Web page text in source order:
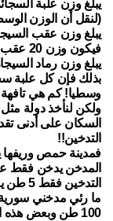
(لنقل أن الوزن الوسطي
فيكون وزن 20 عقب 14 غ.
يبلغ وزن رماد السيجارة الواحدة 0.2 غ
وسطيا! كم هي
السكان على أدنى
التدخين!!
فمدينة حمص وريفها
المدخن يدخن فقط
التدخين فقط 5 طن يوميا. ولكامل سورية 85 طن! بأقل تقدير!
ما رئي مدخني
100 طن وبعض هذه النفايات من النوع الغير قابل للتحلل.